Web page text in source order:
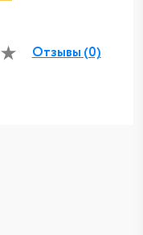
Отзывы (0)